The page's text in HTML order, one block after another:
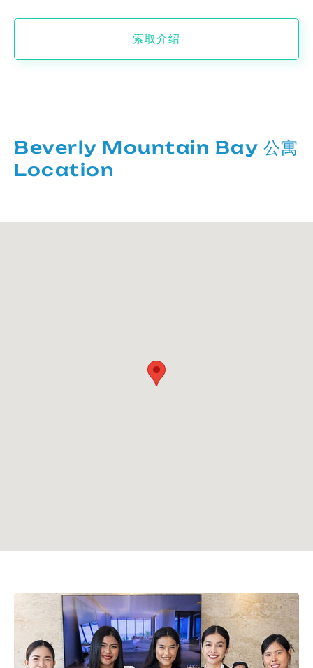
索取介绍
Beverly Mountain Bay 公寓
Location